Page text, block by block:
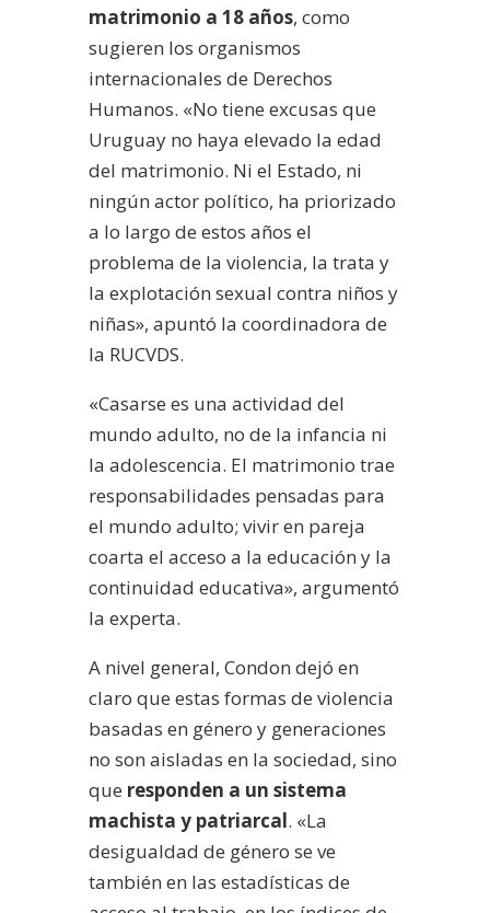
matrimonio a 18 años, como
sugieren los organismos
internacionales de Derechos
Humanos. «No tiene excusas que
Uruguay no haya elevado la edad
del matrimonio. Ni el Estado, ni
ningún actor político, ha priorizado
a lo largo de estos años el
problema de la violencia, la trata y
la explotación sexual contra niños y
niñas», apuntó la coordinadora de
la RUCVDS.
«Casarse es una actividad del
mundo adulto, no de la infancia ni
la adolescencia. El matrimonio trae
responsabilidades pensadas para
el mundo adulto; vivir en pareja
coarta el acceso a la educación y la
continuidad educativa», argumentó
la experta.
A nivel general, Condon dejó en
claro que estas formas de violencia
basadas en género y generaciones
no son aisladas en la sociedad, sino
que responden a un sistema
machista y patriarcal. «La
desigualdad de género se ve
también en las estadísticas de